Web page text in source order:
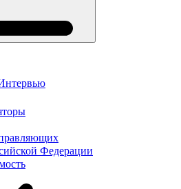
Федерации